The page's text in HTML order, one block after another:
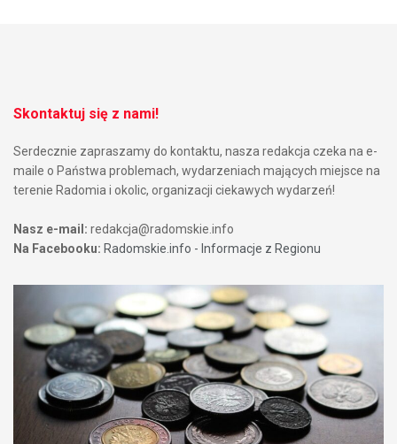
Skontaktuj się z nami!
Serdecznie zapraszamy do kontaktu, nasza redakcja czeka na e-
maile o Państwa problemach, wydarzeniach mających miejsce na
terenie Radomia i okolic, organizacji ciekawych wydarzeń!
Nasz e-mail: redakcja@radomskie.info
Na Facebooku: Radomskie.info - Informacje z Regionu